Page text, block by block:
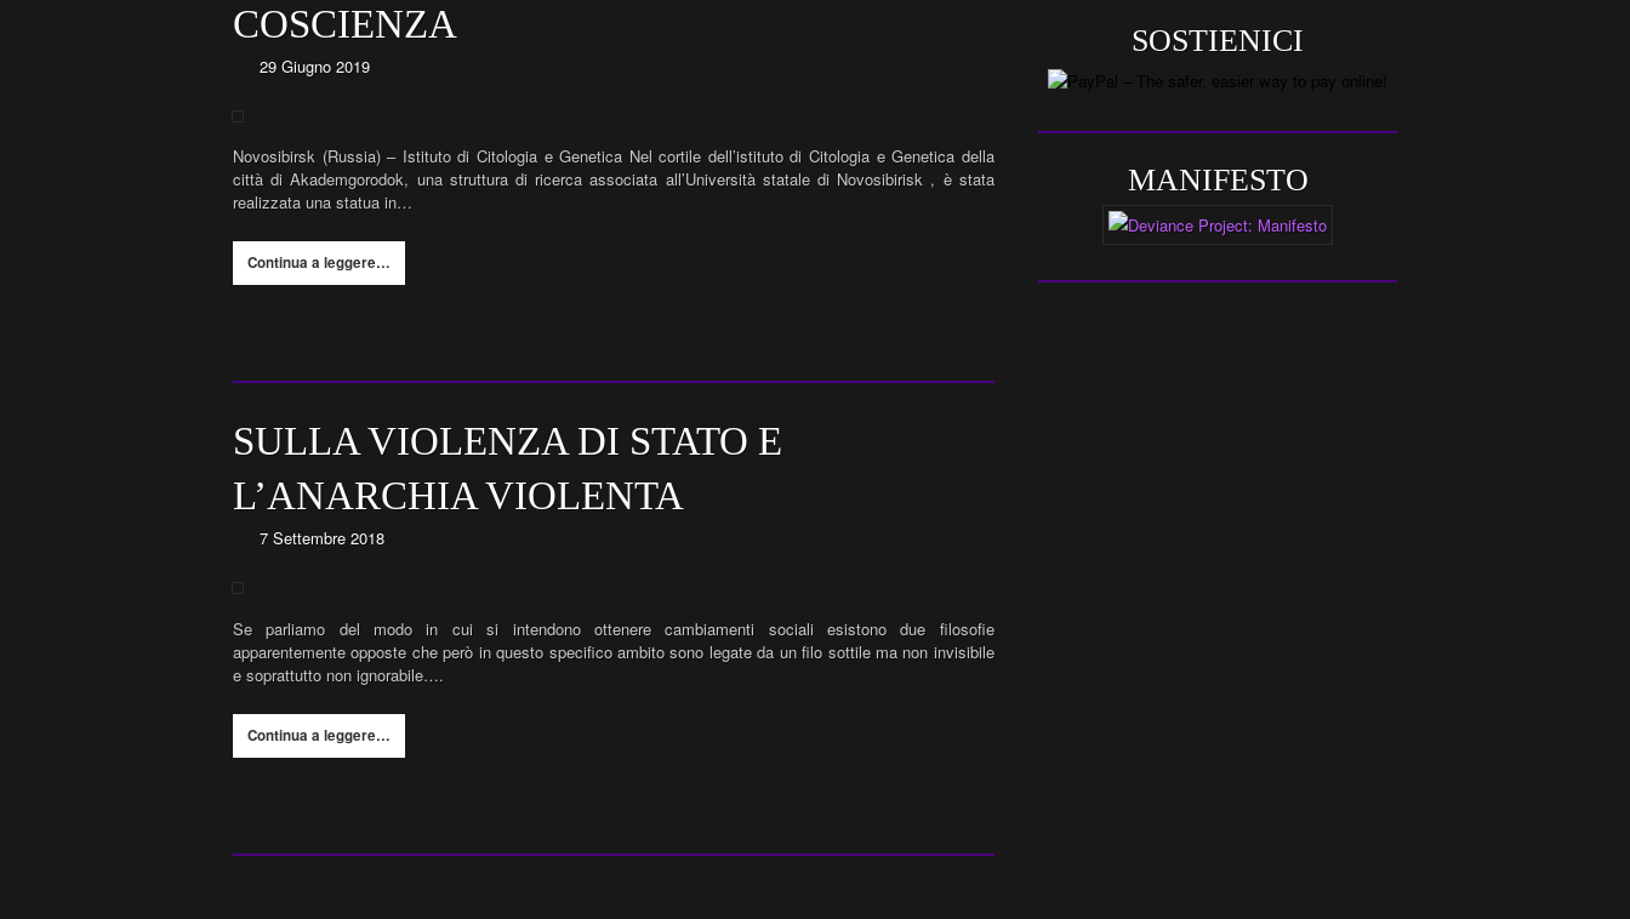
COSCIENZA
29 Giugno 2019
Novosibirsk (Russia) – Istituto di Citologia e Genetica Nel cortile dell’istituto di Citologia e Genetica della
città di Akademgorodok, una struttura di ricerca associata all’Università statale di Novosibirisk , è stata
realizzata una statua in…
Continua a leggere…
SULLA VIOLENZA DI STATO E
L’ANARCHIA VIOLENTA
7 Settembre 2018
Se parliamo del modo in cui si intendono ottenere cambiamenti sociali esistono due filosofie
apparentemente opposte che però in questo specifico ambito sono legate da un filo sottile ma non invisibile
e soprattutto non ignorabile….
Continua a leggere…
SOSTIENICI
MANIFESTO